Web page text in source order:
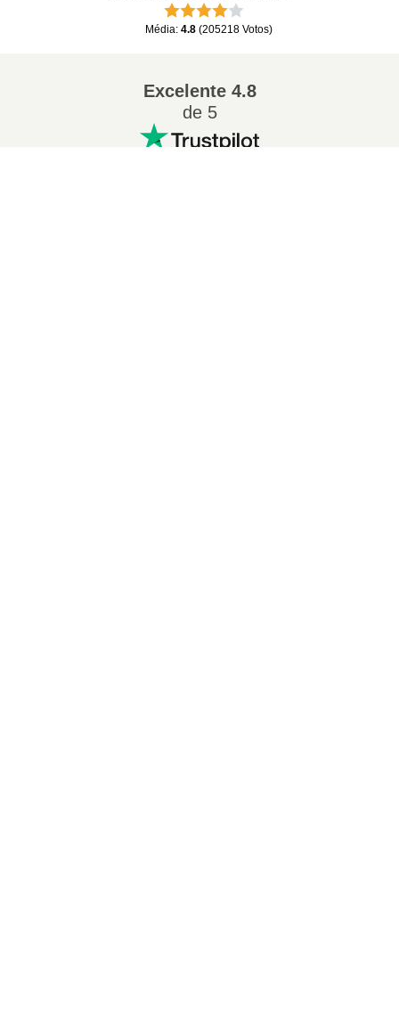
Média: 4.8 (205218 Votos)
Excelente4.8
de 5